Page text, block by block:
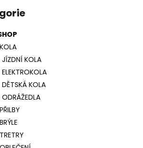
KOLA
JÍZDNÍ KOLA
ELEKTROKOLA
DĚTSKÁ KOLA
ODRÁŽEDLA
PŘILBY
BRÝLE
TRETRY